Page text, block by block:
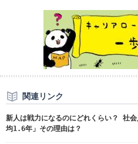
関連リンク
新人は戦力になるのにどれくらい？ 社
均1.6年」その理由は？